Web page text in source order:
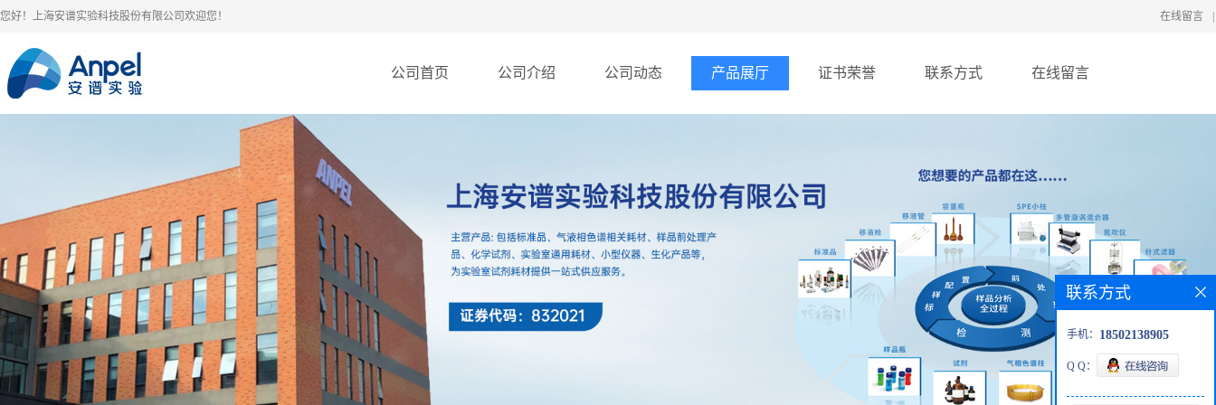
您好！上海安谱实验科技股份有限公司欢迎您！ 在线留言
公司首页 公司介绍 公司动态 产品展厅 证书荣誉 联系方式 在线留言
联系方式
手机： 18502138905
Q Q：